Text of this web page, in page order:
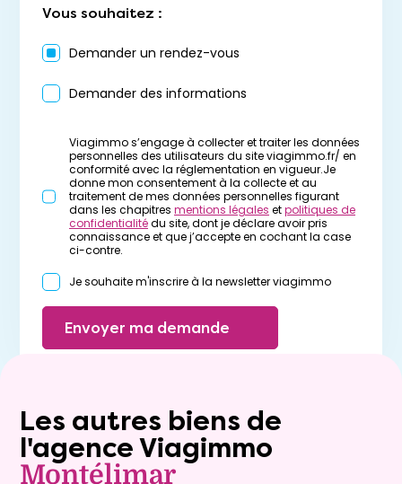
Vous souhaitez :
Demander un rendez-vous
Demander des informations
Viagimmo s’engage à collecter et traiter les données
personnelles des utilisateurs du site viagimmo.fr/ en
conformité avec la réglementation en vigueur.Je
donne mon consentement à la collecte et au
traitement de mes données personnelles figurant
dans les chapitres mentions légales etpolitiques de
confidentialitédu site, dont je déclare avoir pris
connaissance et que j’accepte en cochant la case
ci-contre.
Je souhaite m'inscrire à la newsletter viagimmo
Envoyer ma demande
Les autres biens de
l'agence Viagimmo
Montélimar